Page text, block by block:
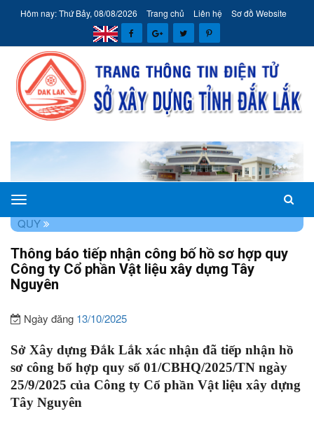
Hôm nay: Thứ Bảy, 08/08/2026 Trang chủ Liên hệ Sơ đồ Website
Sở
Xây
tỉnh
Đắk
Lắk
TRANG CHỦ
TIẾP NHẬN CÔNG BỐ HỢP
QUY
Thông báo tiếp nhận công bố hồ sơ hợp quy
Công ty Cổ phần Vật liệu xây dựng Tây
Nguyên
Ngày đăng 13/10/2025
Sở Xây dựng Đắk Lắk xác nhận đã tiếp nhận hồ
sơ công bố hợp quy số 01/CBHQ/2025/TN ngày
25/9/2025 của Công ty Cổ phần Vật liệu xây dựng
Tây Nguyên